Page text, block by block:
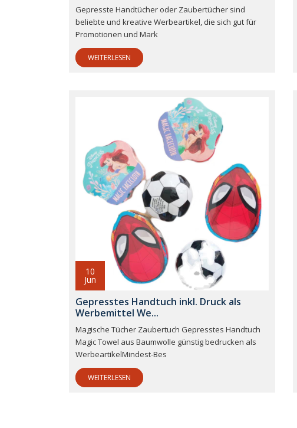
Gepresste Handtücher oder Zaubertücher sind
beliebte und kreative Werbeartikel, die sich gut für
Promotionen und Mark
WEITERLESEN
10
Jun
Gepresstes Handtuch inkl. Druck als
Werbemittel We...
Magische Tücher Zaubertuch Gepresstes Handtuch
Magic Towel aus Baumwolle günstig bedrucken als
WerbeartikelMindest-Bes
WEITERLESEN